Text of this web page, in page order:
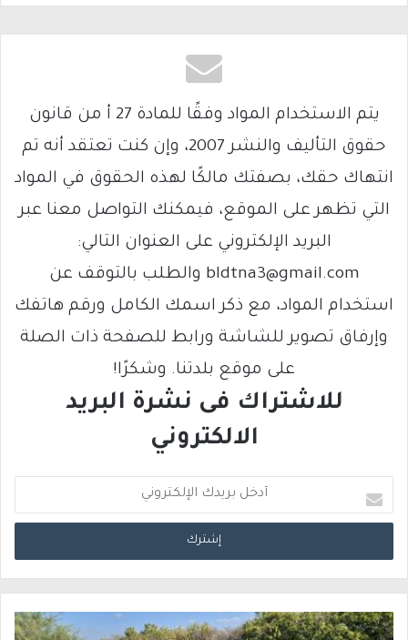
يتم الاستخدام المواد وفقًا للمادة 27 أ من قانون
حقوق التأليف والنشر 2007، وإن كنت تعتقد أنه تم
انتهاك حقك، بصفتك مالكًا لهذه الحقوق في المواد
التي تظهر على الموقع، فيمكنك التواصل معنا عبر
البريد الإلكتروني على العنوان التالي:
bldtna3@gmail.com والطلب بالتوقف عن
استخدام المواد، مع ذكر اسمك الكامل ورقم هاتفك
وإرفاق تصوير للشاشة ورابط للصفحة ذات الصلة
على موقع بلدتنا. وشكرًا!
للاشتراك فى نشرة البريد
الالكتروني
د
خ
ب